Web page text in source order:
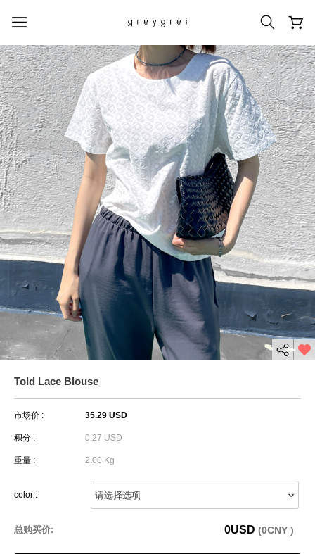
热门搜索词
#신상5%할인 #아나이스 제작
#MD추천 #당일발송 #BEST OF BEST
Told Lace Blouse
市场价 : 35.29 USD
积分 : 0.27 USD
重量 : 2.00 Kg
color :
总购买价: 0USD (0CNY )